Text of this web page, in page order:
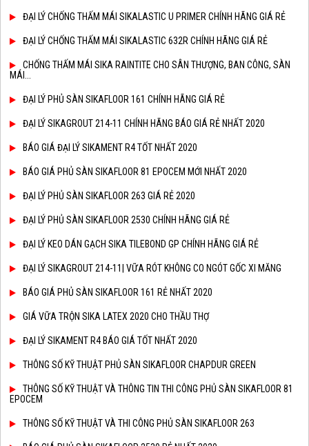
ĐẠI LÝ CHỐNG THẤM MÁI SIKALASTIC U PRIMER CHÍNH HÃNG GIÁ RẺ
ĐẠI LÝ CHỐNG THẤM MÁI SIKALASTIC 632R CHÍNH HÃNG GIÁ RẺ
CHỐNG THẤM MÁI SIKA RAINTITE CHO SÂN THƯỢNG, BAN CÔNG, SÀN
MÁI...
ĐẠI LÝ PHỦ SÀN SIKAFLOOR 161 CHÍNH HÃNG GIÁ RẺ
ĐẠI LÝ SIKAGROUT 214-11 CHÍNH HÃNG BÁO GIÁ RẺ NHẤT 2020
BÁO GIÁ ĐẠI LÝ SIKAMENT R4 TỐT NHẤT 2020
BÁO GIÁ PHỦ SÀN SIKAFLOOR 81 EPOCEM MỚI NHẤT 2020
ĐẠI LÝ PHỦ SÀN SIKAFLOOR 263 GIÁ RẺ 2020
ĐẠI LÝ PHỦ SÀN SIKAFLOOR 2530 CHÍNH HÃNG GIÁ RẺ
ĐẠI LÝ KEO DÁN GẠCH SIKA TILEBOND GP CHÍNH HÃNG GIÁ RẺ
ĐẠI LÝ SIKAGROUT 214-11| VỮA RÓT KHÔNG CO NGÓT GỐC XI MĂNG
BÁO GIÁ PHỦ SÀN SIKAFLOOR 161 RẺ NHẤT 2020
GIÁ VỮA TRỘN SIKA LATEX 2020 CHO THẦU THỢ
ĐẠI LÝ SIKAMENT R4 BÁO GIÁ TỐT NHẤT 2020
THÔNG SỐ KỸ THUẬT PHỦ SÀN SIKAFLOOR CHAPDUR GREEN
THÔNG SỐ KỸ THUẬT VÀ THÔNG TIN THI CÔNG PHỦ SÀN SIKAFLOOR 81
EPOCEM
THÔNG SỐ KỸ THUẬT VÀ THI CÔNG PHỦ SÀN SIKAFLOOR 263